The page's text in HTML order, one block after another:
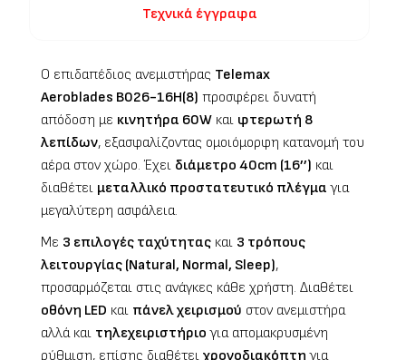
Τεχνικά έγγραφα
Ο επιδαπέδιος ανεμιστήρας Telemax
Aeroblades B026-16H(8) προσφέρει δυνατή
απόδοση με κινητήρα 60W και φτερωτή 8
λεπίδων, εξασφαλίζοντας ομοιόμορφη κατανομή του
αέρα στον χώρο. Έχει διάμετρο 40cm (16’’) και
διαθέτει μεταλλικό προστατευτικό πλέγμα για
μεγαλύτερη ασφάλεια.
Με 3 επιλογές ταχύτητας και 3 τρόπους
λειτουργίας (Natural, Normal, Sleep),
προσαρμόζεται στις ανάγκες κάθε χρήστη. Διαθέτει
οθόνη LED και πάνελ χειρισμού στον ανεμιστήρα
αλλά και τηλεχειριστήριο για απομακρυσμένη
ρύθμιση, επίσης διαθέτει χρονοδιακόπτη για